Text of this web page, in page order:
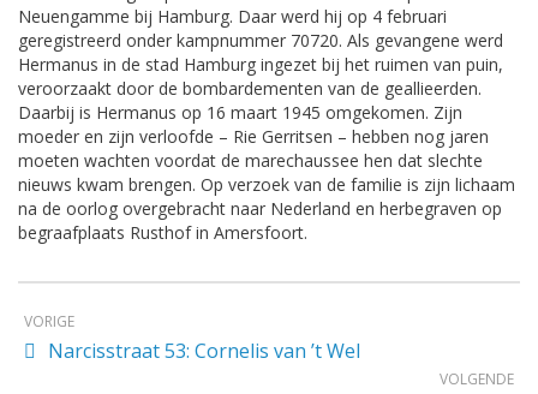
Neuengamme bij Hamburg. Daar werd hij op 4 februari
geregistreerd onder kampnummer 70720. Als gevangene werd
Hermanus in de stad Hamburg ingezet bij het ruimen van puin,
veroorzaakt door de bombardementen van de geallieerden.
Daarbij is Hermanus op 16 maart 1945 omgekomen. Zijn
moeder en zijn verloofde – Rie Gerritsen – hebben nog jaren
moeten wachten voordat de marechaussee hen dat slechte
nieuws kwam brengen. Op verzoek van de familie is zijn lichaam
na de oorlog overgebracht naar Nederland en herbegraven op
begraafplaats Rusthof in Amersfoort.
VORIGE
Narcisstraat 53: Cornelis van ’t Wel
VOLGENDE